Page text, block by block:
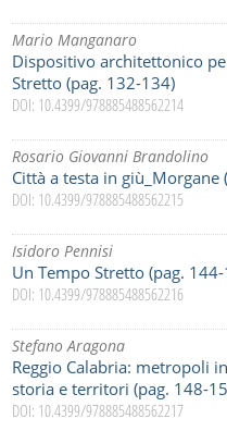
Mario Manganaro
Dispositivo architettonico
Stretto (pag. 132-134)
DOI: 10.4399/978885488562214
Rosario Giovanni Brandolino
Città a testa in giù_Morgane
DOI: 10.4399/978885488562215
Isidoro Pennisi
Un Tempo Stretto (pag.
DOI: 10.4399/978885488562216
Stefano Aragona
Reggio Calabria: metropoli
storia e territori (pag. 148-
DOI: 10.4399/978885488562217